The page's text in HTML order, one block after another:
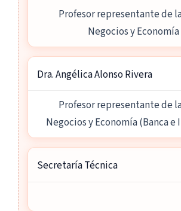
Profesor representante de
Negocios y
Dra. Angélica Alonso Rivera
Profesor representante de
Negocios y Economía (Banca e
Secretaría Técnica